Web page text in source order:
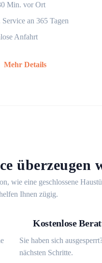
Min. vor Ort
Service an 365 Tagen
Anfahrt
Mehr Details
überzeugen
wie eine geschlossene
Ihnen zügig.
Kostenlose
Sie haben sich
nächsten Schritte.